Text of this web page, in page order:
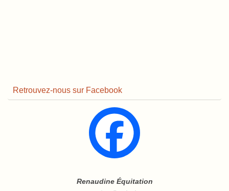
Retrouvez-nous sur Facebook
Renaudine Équitation